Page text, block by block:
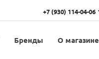
+7 (930) 114-04-06
Бренды О магазине